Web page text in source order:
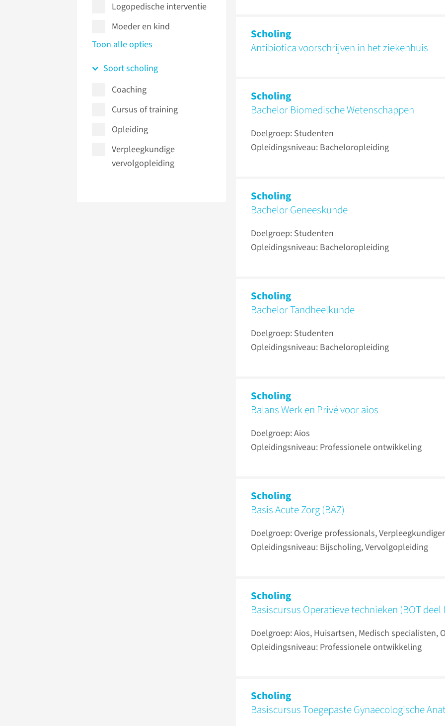
Logopedische interventie
Moeder en kind
Toon alle opties
Soort scholing
Coaching
Cursus of training
Opleiding
Verpleegkundige
vervolgopleiding
Scholing
Antibiotica voorschrijven in het ziekenhuis
Scholing
Bachelor Biomedische Wetenschappen
Doelgroep: Studenten
Opleidingsniveau: Bacheloropleiding
Scholing
Bachelor Geneeskunde
Doelgroep: Studenten
Opleidingsniveau: Bacheloropleiding
Scholing
Bachelor Tandheelkunde
Doelgroep: Studenten
Opleidingsniveau: Bacheloropleiding
Scholing
Balans Werk en Privé voor aios
Doelgroep: Aios
Opleidingsniveau: Professionele ontwikkeling
Scholing
Basis Acute Zorg (BAZ)
Doelgroep: Overige professionals,
Opleidingsniveau: Bijscholing, Vervolgopleiding
Scholing
Basiscursus Operatieve technieken (BOT deel
Doelgroep: Aios, Huisartsen, Medisch specialisten,
Opleidingsniveau: Professionele ontwikkeling
Scholing
Basiscursus Toegepaste Gynaecologische